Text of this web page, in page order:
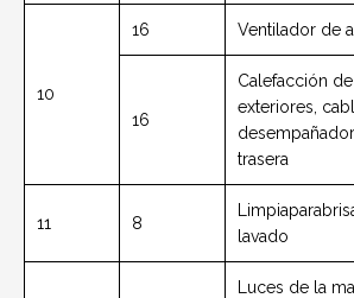
10
16 Ventilador de
16
Calefacción
exteriores,
trasera
11 8
lavado
Luces de la